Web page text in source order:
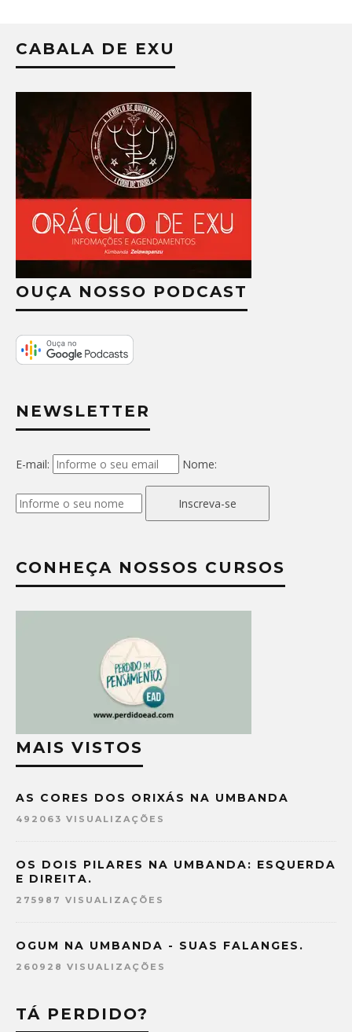
CABALA DE EXU
OUÇA NOSSO PODCAST
NEWSLETTER
E-mail: Nome:
Inscreva-se
CONHEÇA NOSSOS CURSOS
MAIS VISTOS
AS CORES DOS ORIXÁS NA UMBANDA
492063 VISUALIZAÇÕES
OS DOIS PILARES NA UMBANDA: ESQUERDA
E DIREITA.
275987 VISUALIZAÇÕES
OGUM NA UMBANDA - SUAS FALANGES.
260928 VISUALIZAÇÕES
TÁ PERDIDO?